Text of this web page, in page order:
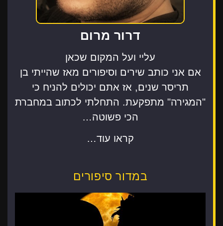
דרור מרום
עליי ועל המקום שכאן
אם אני כותב שירים וסיפורים מאז שהייתי בן
תריסר שנים, אז אתם יכולים להניח כי
"המגירה" מתפקעת. התחלתי לכתוב במחברת
הכי פשוטה…
קראו עוד…
במדור סיפורים